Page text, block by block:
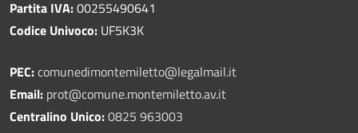
Partita IVA:00255490641
Codice Univoco: UF5K3K
PEC:comunedimontemiletto@legalmail.it
Email: prot@comune.montemiletto.av.it
Centralino Unico:0825 963003